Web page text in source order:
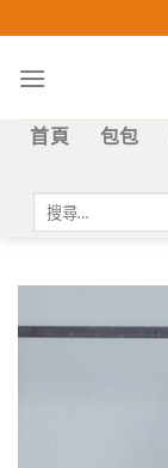
to
content
首頁 包包